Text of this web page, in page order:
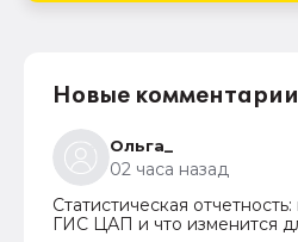
Новые комментарии
Ольга_
02 часа назад
Статистическая
ГИС ЦАП и что изменится